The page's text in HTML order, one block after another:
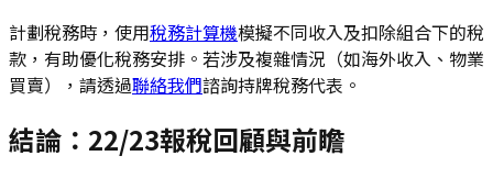
計劃稅務時，使用稅務計算機模擬不同收入及扣除組合下的稅
款，有助優化稅務安排。若涉及複雜情況（如海外收入、物業
買賣），請透過聯絡我們諮詢持牌稅務代表。
結論：22/23報稅回顧與前瞻